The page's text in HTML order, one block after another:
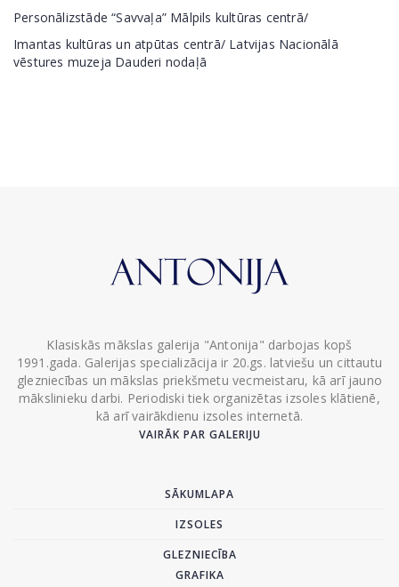
Personālizstāde “Savvaļa” Mālpils kultūras centrā/
Imantas kultūras un atpūtas centrā/ Latvijas Nacionālā
vēstures muzeja Dauderi nodaļā
Klasiskās mākslas galerija "Antonija" darbojas kopš
1991.gada. Galerijas specializācija ir 20.gs. latviešu un cittautu
glezniecības un mākslas priekšmetu vecmeistaru, kā arī jauno
mākslinieku darbi. Periodiski tiek organizētas izsoles klātienē,
kā arī vairākdienu izsoles internetā.
VAIRĀK PAR GALERIJU
SĀKUMLAPA
IZSOLES
GLEZNIECĪBA
GRAFIKA